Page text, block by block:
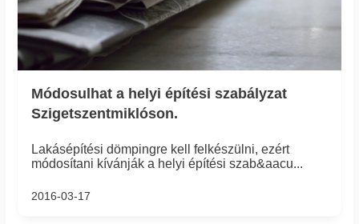
Módosulhat a helyi építési szabályzat
Szigetszentmiklóson.
Lakásépítési dömpingre kell felkészülni, ezért
módosítani kívánják a helyi építési szab&aacu...
2016-03-17